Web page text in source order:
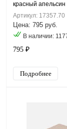
красный апельсин
фиолетовая
Артикул: 17357.70
Цена: 795 руб.
В наличии:
795 ₽
Подробнее